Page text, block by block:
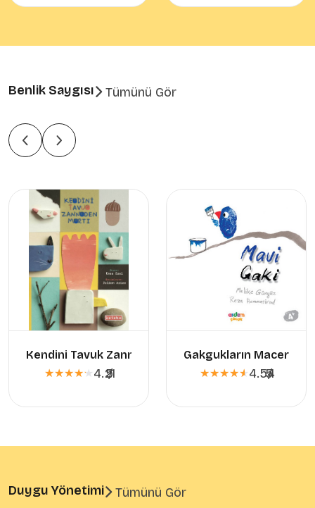
Benlik Saygısı Tümünü Gör
Kendini Tavuk Zanneden Martı
★★★★★
★★★★★4.21
/
5
Gakgukların
★★★★★
★★★★★4.54
/
5
Duygu Yönetimi Tümünü Gör